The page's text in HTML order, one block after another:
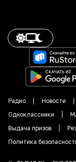
Радио Новости
Одноклассники
Выдача призов
Политика